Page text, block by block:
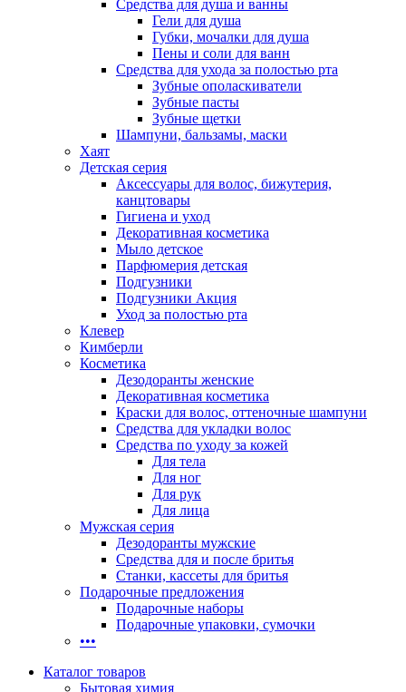
Средства для душа и ванны
Гели для душа
Губки, мочалки для душа
Пены и соли для ванн
Средства для ухода за полостью рта
Зубные ополаскиватели
Зубные пасты
Зубные щетки
Шампуни, бальзамы, маски
Хаят
Детская серия
Аксессуары для волос, бижутерия,
канцтовары
Гигиена и уход
Декоративная косметика
Мыло детское
Парфюмерия детская
Подгузники
Подгузники Акция
Уход за полостью рта
Клевер
Кимберли
Косметика
Дезодоранты женские
Декоративная косметика
Краски для волос, оттеночные шампуни
Средства для укладки волос
Средства по уходу за кожей
Для тела
Для ног
Для рук
Для лица
Мужская серия
Дезодоранты мужские
Средства для и после бритья
Станки, кассеты для бритья
Подарочные предложения
Подарочные наборы
Подарочные упаковки, сумочки
•••
Каталог товаров
Бытовая химия